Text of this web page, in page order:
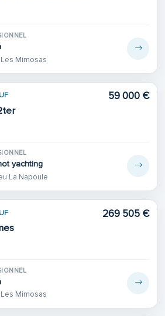
Mimosas
59 000 €
yachting
La Napoule
269 505 €
Mimosas